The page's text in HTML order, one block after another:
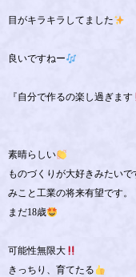
目がキラキラしてました
良いですねー
『自分で作るの楽し過ぎます
素晴らしい
ものづくりが大好きみたいで
みこと工業の将来有望です。
まだ18歳
可能性無限大
きっちり、育てたる